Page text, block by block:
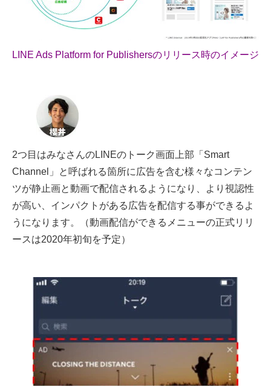
LINE Ads Platform for Publishersのリリース時のイメージ
2つ目はみなさんのLINEのトーク画面上部「Smart
Channel」と呼ばれる箇所に広告を含む様々なコンテン
ツが静止画と動画で配信されるようになり、より視認性
が高い、インパクトがある広告を配信する事ができるよ
うになります。（動画配信ができるメニューの正式リリ
ースは2020年初旬を予定）